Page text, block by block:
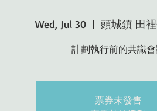
Wed, Jul 30
  |
頭城鎮 田
計劃執行前的共識
票券未發售